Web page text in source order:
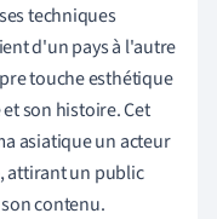
techniques
d'un pays à l'autre
touche esthétique
son histoire. Cet
asiatique un acteur
attirant un public
contenu.